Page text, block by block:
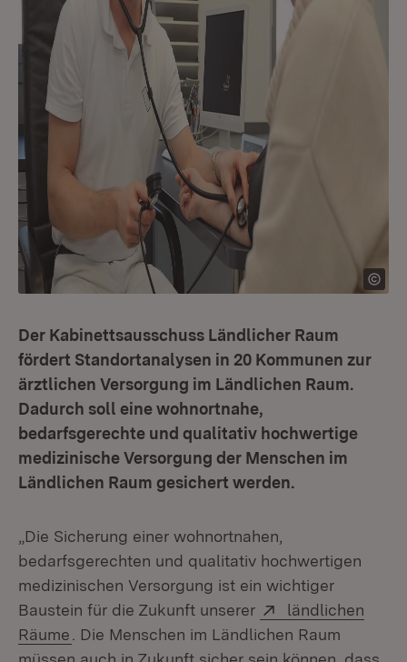
Der Kabinettsausschuss Ländlicher Raum
fördert Standortanalysen in 20 Kommunen zur
ärztlichen Versorgung im Ländlichen Raum.
Dadurch soll eine wohnortnahe,
bedarfsgerechte und qualitativ hochwertige
medizinische Versorgung der Menschen im
Ländlichen Raum gesichert werden.
„Die Sicherung einer wohnortnahen,
bedarfsgerechten und qualitativ hochwertigen
medizinischen Versorgung ist ein wichtiger
Baustein für die Zukunft unserer
Extern:
ländlichen
Räume (Öffnet in neuem Fenster)
. Die Menschen im Ländlichen Raum